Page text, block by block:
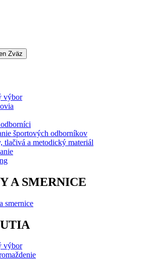
Zväz
výbor
športových odborníkov
tlačivá a metodický materiál
A SMERNICE
smernice
výbor